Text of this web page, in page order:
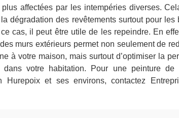
affectées par les intempéries diverses.
dégradation des revêtements surtout pour les
cas, il peut être utile de les repeindre. En
murs extérieurs permet non seulement de
à votre maison, mais surtout d’optimiser la
dans votre habitation. Pour une peinture de
Hurepoix et ses environs, contactez